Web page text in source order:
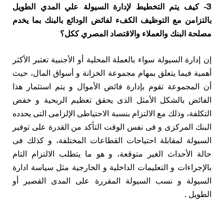
3- كيف يتم التخطيط لإدارة السيولة علي المدي الطويل
بالتزامن مع التوظيف الكفء لفائض الودائع بالبنك بما يخدم
مصلحة البنك والعملاء والاقتصاد المصري ككل؟
إن إدارة السيولة سواء بالعملة المحلية أو الأجنبية تعتبر الأكثر
أهمية فيما يتعلق بمهام مجموعة الخزانة و أسواق المال، حيث
أن المجموعة تقوم بإدارة فائض الأموال و يتم استثمار هذا
الفائض بالشكل الأمثل الذى يحقق تعظيم الربحية و خفض
التكلفة، وذلك مع الالتزام بنسبة الاحتياطى الإلزامى التى يحدده
البنك المركزى و فى نفس الوقت التأكد من القدرة على توفير
السيولة لمقابلة احتياجات القطاعات المختلفة، و كذلك فى
حالة الأحداث الغير متوقعة، و هو ما يتطلب الالتزام التام
بالإجراءات و التعليمات الداخلية و الخارجية مثل سياسة ادارة
السيولة و نسب السيولة المقررة على المدى القصير أو
الطويل .